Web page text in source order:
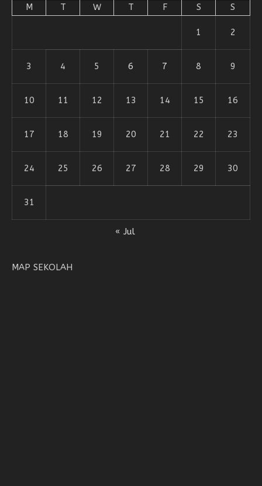
M T W T F S S
1 2
3 4 5 6 7 8 9
10 11 12 13 14 15 16
17 18 19 20 21 22 23
24 25 26 27 28 29 30
31
« Jul
MAP SEKOLAH